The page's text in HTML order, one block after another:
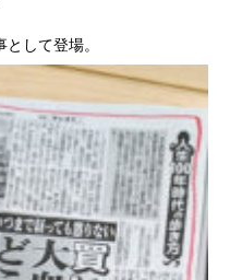
して登場。